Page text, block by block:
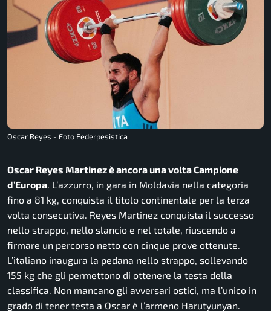
Oscar Reyes - Foto Federpesistica
Oscar Reyes Martinez è ancora una volta Campione
d’Europa. L’azzurro, in gara in Moldavia nella categoria
fino a 81 kg, conquista il titolo continentale per la terza
volta consecutiva. Reyes Martinez conquista il successo
nello strappo, nello slancio e nel totale, riuscendo a
firmare un percorso netto con cinque prove ottenute.
L’italiano inaugura la pedana nello strappo, sollevando
155 kg che gli permettono di ottenere la testa della
classifica. Non mancano gli avversari ostici, ma l’unico in
grado di tener testa a Oscar è l’armeno Harutyunyan.